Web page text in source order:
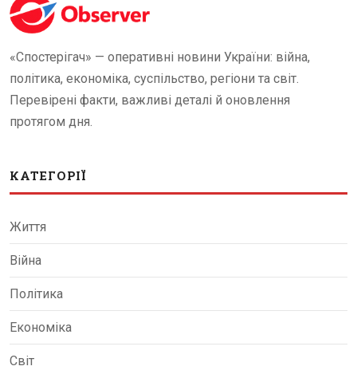
«Спостерігач» — оперативні новини України: війна,
політика, економіка, суспільство, регіони та світ.
Перевірені факти, важливі деталі й оновлення
протягом дня.
КАТЕГОРІЇ
Життя
Війна
Політика
Економіка
Світ